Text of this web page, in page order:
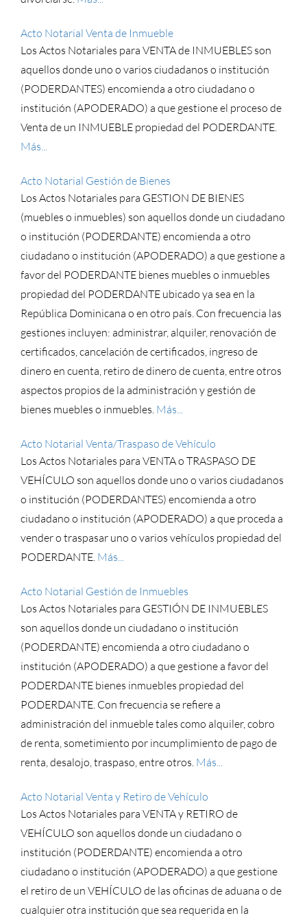
Acto Notarial Venta de Inmueble
Los Actos Notariales para VENTA de INMUEBLES son
aquellos donde uno o varios ciudadanos o institución
(PODERDANTES) encomienda a otro ciudadano o
institución (APODERADO) a que gestione el proceso de
Venta de un INMUEBLE propiedad del PODERDANTE.
Más...
Acto Notarial Gestión de Bienes
Los Actos Notariales para GESTION DE BIENES
(muebles o inmuebles) son aquellos donde un ciudadano
o institución (PODERDANTE) encomienda a otro
ciudadano o institución (APODERADO) a que gestione a
favor del PODERDANTE bienes muebles o inmuebles
propiedad del PODERDANTE ubicado ya sea en la
República Dominicana o en otro país. Con frecuencia las
gestiones incluyen: administrar, alquiler, renovación de
certificados, cancelación de certificados, ingreso de
dinero en cuenta, retiro de dinero de cuenta, entre otros
aspectos propios de la administración y gestión de
bienes muebles o inmuebles. Más...
Acto Notarial Venta/Traspaso de Vehículo
Los Actos Notariales para VENTA o TRASPASO DE
VEHÍCULO son aquellos donde uno o varios ciudadanos
o institución (PODERDANTES) encomienda a otro
ciudadano o institución (APODERADO) a que proceda a
vender o traspasar uno o varios vehículos propiedad del
PODERDANTE. Más...
Acto Notarial Gestión de Inmuebles
Los Actos Notariales para GESTIÓN DE INMUEBLES
son aquellos donde un ciudadano o institución
(PODERDANTE) encomienda a otro ciudadano o
institución (APODERADO) a que gestione a favor del
PODERDANTE bienes inmuebles propiedad del
PODERDANTE. Con frecuencia se refiere a
administración del inmueble tales como alquiler, cobro
de renta, sometimiento por incumplimiento de pago de
renta, desalojo, traspaso, entre otros. Más...
Acto Notarial Venta y Retiro de Vehículo
Los Actos Notariales para VENTA y RETIRO de
VEHÍCULO son aquellos donde un ciudadano o
institución (PODERDANTE) encomienda a otro
ciudadano o institución (APODERADO) a que gestione
el retiro de un VEHÍCULO de las oficinas de aduana o de
cualquier otra institución que sea requerida en la